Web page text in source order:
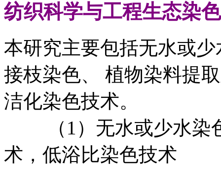
纺织科学与工程生态染色
本研究主要包括无水或
接枝染色、 植物染料提
洁化染色技术。
（1）无水或少水染
术，低浴比染色技术